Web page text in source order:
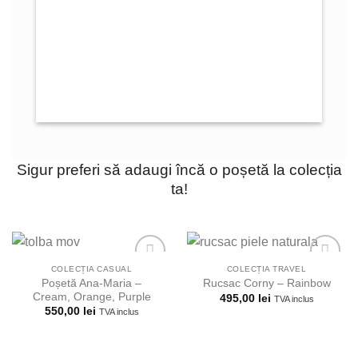
Sigur preferi să adaugi încă o poșetă la colecția
ta!
Adauga la
COLECȚIA CASUAL
Poșetă Ana-Maria –
Cream, Orange, Purple
550,00 lei TVA inclus
COLECȚIA TRAVEL
Rucsac Corny – Rainbow
495,00 lei TVA inclus